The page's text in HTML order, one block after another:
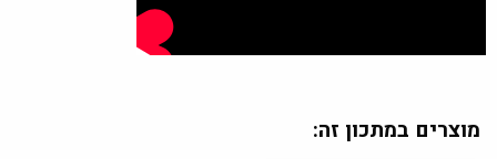
מוצרים במתכון זה: